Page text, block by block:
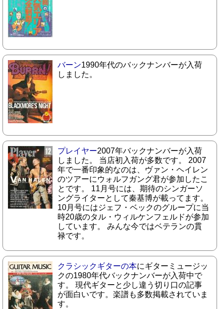
バーン1990年代のバックナンバーが入荷
しました。
プレイヤー2007年バックナンバーが入荷
しました。 当店初入荷が多数です。 2007
年で一番印象的なのは、ヴァン・ヘイレン
のツアーにウォルフガング君が参加したこ
とです。 11月号には、期待のシンガーソ
ングライターとして秦基博が載ってます。
10月号にはジェフ・ベックのグループに当
時20歳のタル・ウィルケンフェルドが参加
しています。 みんな今ではベテランの貫
禄です。
クラシックギターの本にギターミュージッ
クの1980年代バックナンバーが入荷中で
す。 現代ギターと少し違う切り口の記事
が面白いです。楽譜も多数掲載されていま
す。